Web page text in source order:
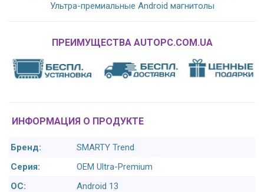
Ультра-премиальные Android магнитолы
ПРЕИМУЩЕСТВА AUTOPC.COM.UA
ИНФОРМАЦИЯ О ПРОДУКТЕ
Бренд:
SMARTY Trend
Серия:
OEM Ultra-Premium
ОС:
Android 13